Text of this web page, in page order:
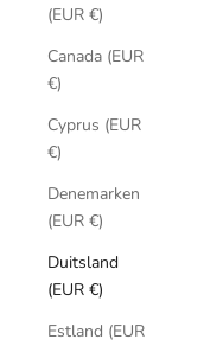
(EUR €)
Canada (EUR
€)
Cyprus (EUR
€)
Denemarken
(EUR €)
Duitsland
(EUR €)
Estland (EUR